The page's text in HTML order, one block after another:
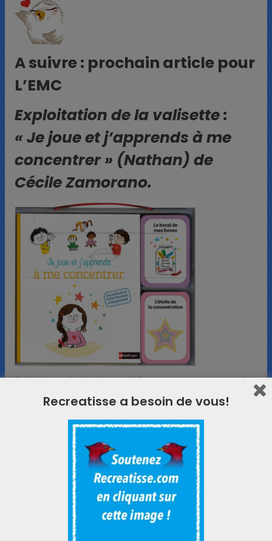
A suivre : prochain article pour
L’EMC
Exploitation de la valisette :
« Je joue et j’apprends à me
concentrer » (Nathan) de
Cécile Zamorano.
7 histoires de la vie quotidienne pour comprendre
ce que c’est qu’être attentif et pourquoi c’est
parfois si difficile. Avec des astuces pour
surmonter l’agitation, la distraction, la fatigue ou
ses émotions.
Recreatisse a besoin de vous!